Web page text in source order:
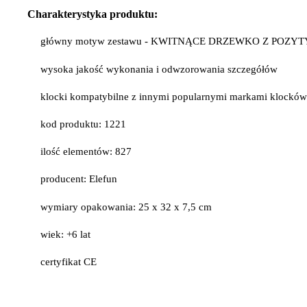
Charakterystyka produktu:
główny motyw zestawu - KWITNĄCE DRZEWKO Z
wysoka jakość wykonania i odwzorowania szczegółów
klocki kompatybilne z innymi popularnymi markami klocków
kod produktu: 1221
ilość elementów: 827
producent: Elefun
wymiary opakowania: 25 x 32 x 7,5 cm
wiek: +6 lat
certyfikat CE